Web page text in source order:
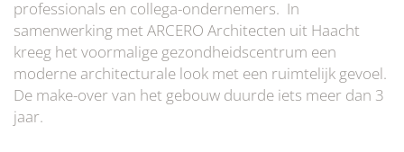
professionals en collega-ondernemers. In
samenwerking met ARCERO Architecten uit Haacht
kreeg het voormalige gezondheidscentrum een
moderne architecturale look met een ruimtelijk gevoel.
De make-over van het gebouw duurde iets meer dan 3
jaar.